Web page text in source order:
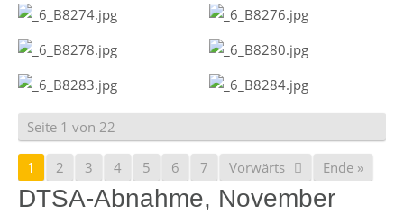
Seite 1 von 22
1 2 3 4 5 6 7 Vorwärts Ende »
DTSA-Abnahme, November